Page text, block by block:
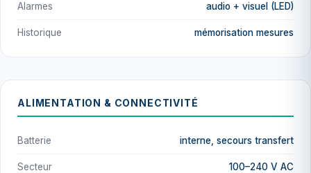
Alarmes audio + visuel (LED)
Historique mémorisation mesures
ALIMENTATION & CONNECTIVITÉ
Batterie interne, secours transfert
Secteur 100–240 V AC